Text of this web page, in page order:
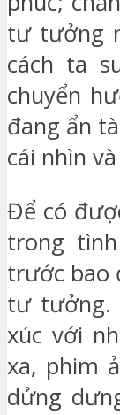
tư tưởng
cách ta
chuyển
đang ẩn
cái nhìn
Để có
trong
trước bao
tư tưởng.
xúc với
xa, phim
dửng